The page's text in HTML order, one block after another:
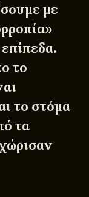
με
το
το στόμα
τα